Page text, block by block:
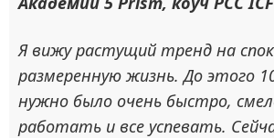
Я вижу растущий тренд на
размеренную жизнь. До этого
нужно было очень быстро,
работать и все успевать.